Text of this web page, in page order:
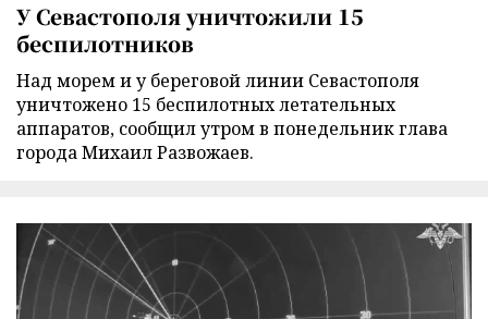
У Севастополя уничтожили 15
беспилотников
Над морем и у береговой линии Севастополя
уничтожено 15 беспилотных летательных
аппаратов, сообщил утром в понедельник глава
города Михаил Развожаев.